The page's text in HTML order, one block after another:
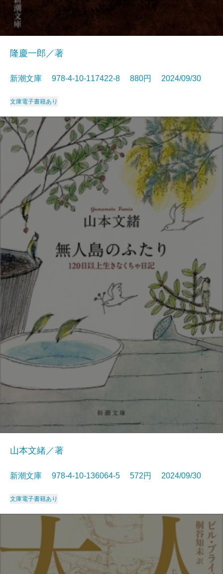
隆慶一郎／著
新潮文庫 978-4-10-117422-8 880円 2024/09/30
文庫電子書籍あり
山本文緒／著
新潮文庫 978-4-10-136064-5 572円 2024/09/30
文庫電子書籍あり